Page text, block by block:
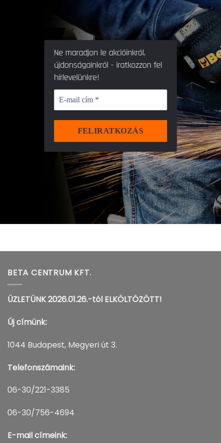
Ne maradjon le akcióinkról,
újdonságainkról - iratkozzon fel
hírlevelünkre!
BETA CENTRUM KFT.
ÜZLETÜNK 2026.01.26.-tól ELKÖLTÖZÖTT!
Új címünk:
1044 Budapest, Megyeri út 3.
Telefonszámaink:
06-30/221-3385
06-30/756-4694
E-mail címeink: